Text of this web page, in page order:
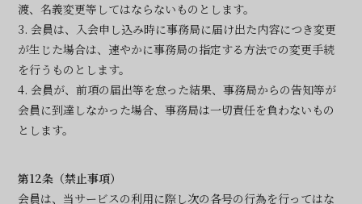
渡、名義変更等してはならないものとします。
3. 会員は、入会申し込み時に事務局に届け出た内容につき変更
が生じた場合は、速やかに事務局の指定する方法での変更手続
を行うものとします。
4. 会員が、前項の届出等を怠った結果、事務局からの告知等が
会員に到達しなかった場合、事務局は一切責任を負わないもの
とします。
第12条（禁止事項）
会員は、当サービスの利用に際し次の各号の行為を行ってはな